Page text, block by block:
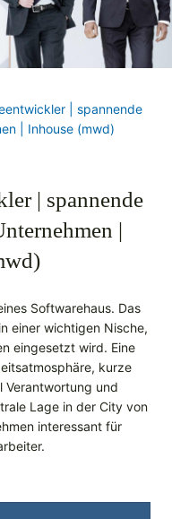
| spannende
| Inhouse (mwd)
| spannende
|
Softwarehaus. Das
einer wichtigen Nische,
eingesetzt wird. Eine
kurze
Verantwortung und
Lage in der City von
interessant für